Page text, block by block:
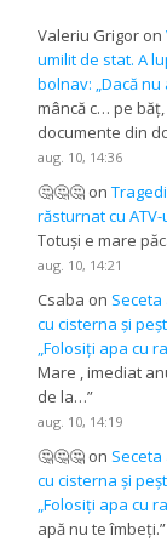
Valeriu Grigor on
umilit de stat. A
bolnav: „Dacă
mâncă c… pe
documente din
aug. 10, 14:36
🤔🤔🤔 on
răsturnat cu
Totuși e mare
aug. 10, 14:21
Csaba on
cu cisterna și
„Folosiți apa cu
Mare , imediat
de la…”
aug. 10, 14:19
🤔🤔🤔 on
cu cisterna și
„Folosiți apa cu
apă nu te îmbeți.”